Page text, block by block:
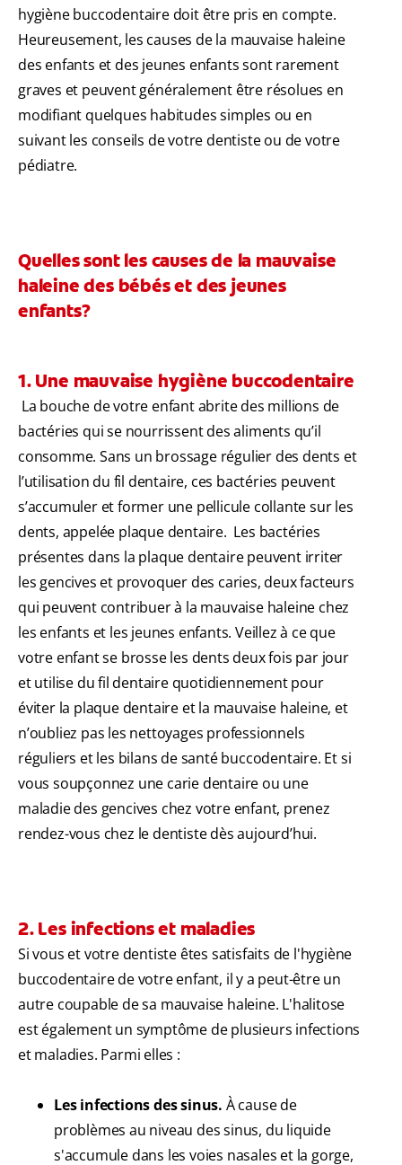
hygiène buccodentaire doit être pris en compte.
Heureusement, les causes de la mauvaise haleine
des enfants et des jeunes enfants sont rarement
graves et peuvent généralement être résolues en
modifiant quelques habitudes simples ou en
suivant les conseils de votre dentiste ou de votre
pédiatre.
Quelles sont les causes de la mauvaise
haleine des bébés et des jeunes
enfants?
1. Une mauvaise hygiène buccodentaire
La bouche de votre enfant abrite des millions de
bactéries qui se nourrissent des aliments qu’il
consomme. Sans un brossage régulier des dents et
l’utilisation du fil dentaire, ces bactéries peuvent
s’accumuler et former une pellicule collante sur les
dents, appelée plaque dentaire. Les bactéries
présentes dans la plaque dentaire peuvent irriter
les gencives et provoquer des caries, deux facteurs
qui peuvent contribuer à la mauvaise haleine chez
les enfants et les jeunes enfants. Veillez à ce que
votre enfant se brosse les dents deux fois par jour
et utilise du fil dentaire quotidiennement pour
éviter la plaque dentaire et la mauvaise haleine, et
n’oubliez pas les nettoyages professionnels
réguliers et les bilans de santé buccodentaire. Et si
vous soupçonnez une carie dentaire ou une
maladie des gencives chez votre enfant, prenez
rendez-vous chez le dentiste dès aujourd’hui.
2. Les infections et maladies
Si vous et votre dentiste êtes satisfaits de l'hygiène
buccodentaire de votre enfant, il y a peut-être un
autre coupable de sa mauvaise haleine. L'halitose
est également un symptôme de plusieurs infections
et maladies. Parmi elles :
Les infections des sinus. À cause de
problèmes au niveau des sinus, du liquide
s'accumule dans les voies nasales et la gorge,